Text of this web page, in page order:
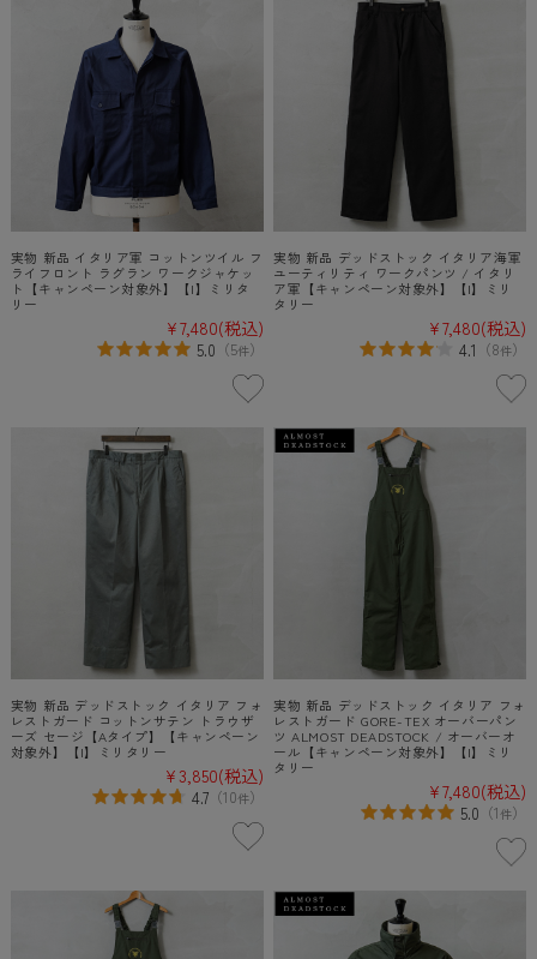
実物 新品 イタリア軍 コットンツイル フ
ライフロント ラグラン ワークジャケッ
ト【キャンペーン対象外】【I】ミリタ
リー
¥7,480(税込)
5.0 （5件）
実物 新品 デッドストック イタリア海軍
ユーティリティ ワークパンツ / イタリ
ア軍【キャンペーン対象外】【I】ミリ
タリー
¥7,480(税込)
4.1 （8件）
実物 新品 デッドストック イタリア フォ
レストガード コットンサテン トラウザ
ーズ セージ【Aタイプ】【キャンペーン
対象外】【I】ミリタリー
¥3,850(税込)
4.7（10件）
実物 新品 デッドストック イタリア フォ
レストガード GORE-TEX オーバーパン
ツ ALMOST DEADSTOCK / オーバーオ
ール【キャンペーン対象外】【I】ミリ
タリー
¥7,480(税込)
5.0 （1件）